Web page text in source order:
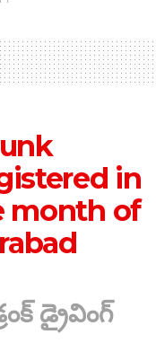
in
month of
డ్రైవింగ్